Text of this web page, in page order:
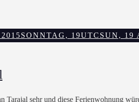
SONNTAG, 19UTCSUN, 19
sehr und diese Ferienwohnung